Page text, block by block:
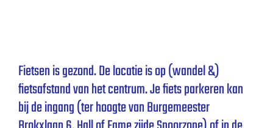
Fietsen is gezond. De locatie is op (wandel &)
fietsafstand van het centrum. Je fiets parkeren kan
bij de ingang (ter hoogte van Burgemeester